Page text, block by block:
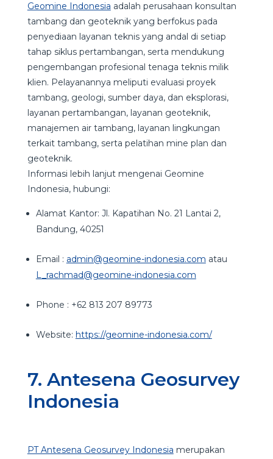
Geomine Indonesia adalah perusahaan konsultan
tambang dan geoteknik yang berfokus pada
penyediaan layanan teknis yang andal di setiap
tahap siklus pertambangan, serta mendukung
pengembangan profesional tenaga teknis milik
klien. Pelayanannya meliputi evaluasi proyek
tambang, geologi, sumber daya, dan eksplorasi,
layanan pertambangan, layanan geoteknik,
manajemen air tambang, layanan lingkungan
terkait tambang, serta pelatihan mine plan dan
geoteknik.
Informasi lebih lanjut mengenai Geomine
Indonesia, hubungi:
Alamat Kantor: Jl. Kapatihan No. 21 Lantai 2,
Bandung, 40251
Email : admin@geomine-indonesia.com atau
L_rachmad@geomine-indonesia.com
Phone : +62 813 207 89773
Website: https://geomine-indonesia.com/
7. Antesena Geosurvey
Indonesia
PT Antesena Geosurvey Indonesia merupakan